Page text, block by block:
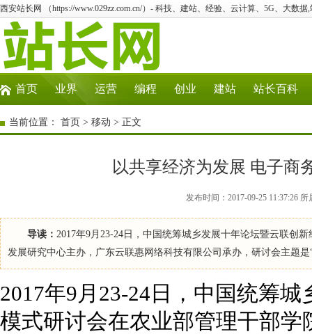
西安站长网 （https://www.029zz.com.cn/）- 科技、建站、经验、云计算、5G、大数据
首页 业界 运营 编程 创业 建站 站长百科
当前位置： 首页 > 移动 > 正文
以共享经济为发展 电子商
发布时间：2017-09-25 11:37:26
导读： 2017年9月23-24日，中国统筹城乡发展十年论坛暨云联创
发展研究中心主办，广东云联惠网络科技有限公司承办，研讨会主题
2017年9月23-24日，中国统筹
模式研讨会在农业部管理干部